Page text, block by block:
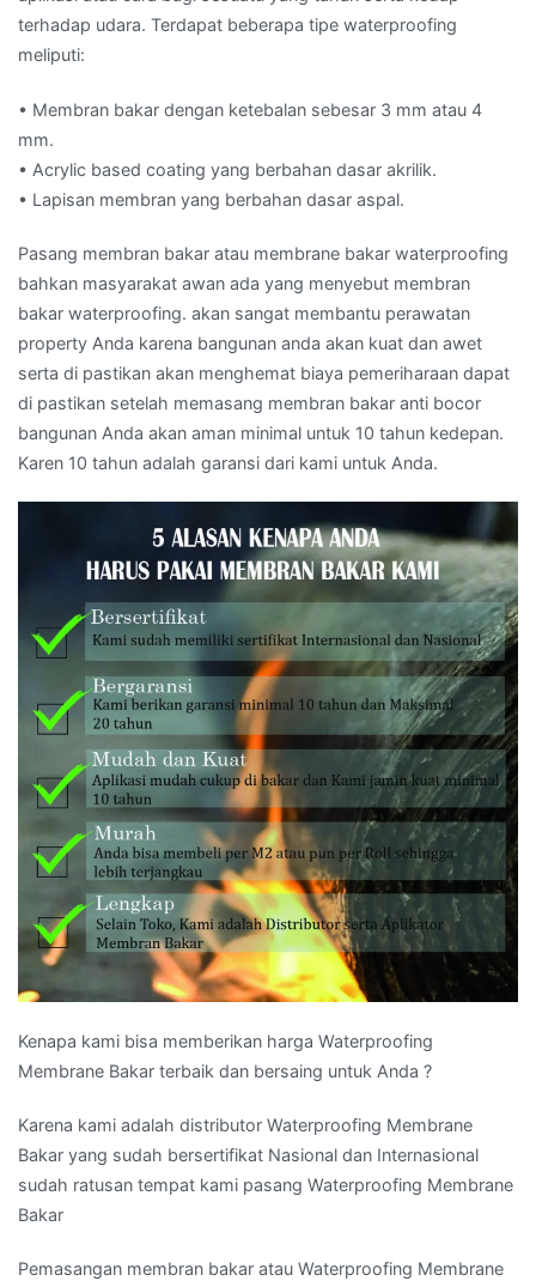
terhadap udara. Terdapat beberapa tipe waterproofing
meliputi:
• Membran bakar dengan ketebalan sebesar 3 mm atau 4
mm.
• Acrylic based coating yang berbahan dasar akrilik.
• Lapisan membran yang berbahan dasar aspal.
Pasang membran bakar atau membrane bakar waterproofing
bahkan masyarakat awan ada yang menyebut membran
bakar waterproofing. akan sangat membantu perawatan
property Anda karena bangunan anda akan kuat dan awet
serta di pastikan akan menghemat biaya pemeriharaan dapat
di pastikan setelah memasang membran bakar anti bocor
bangunan Anda akan aman minimal untuk 10 tahun kedepan.
Karen 10 tahun adalah garansi dari kami untuk Anda.
Kenapa kami bisa memberikan harga Waterproofing
Membrane Bakar terbaik dan bersaing untuk Anda ?
Karena kami adalah distributor Waterproofing Membrane
Bakar yang sudah bersertifikat Nasional dan Internasional
sudah ratusan tempat kami pasang Waterproofing Membrane
Bakar
Pemasangan membran bakar atau Waterproofing Membrane